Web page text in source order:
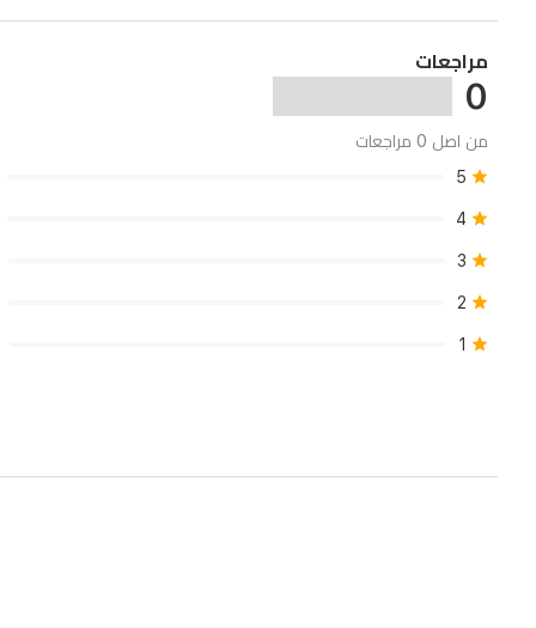
مراجعات
0
من اصل 0 مراجعات
5
4
3
2
1